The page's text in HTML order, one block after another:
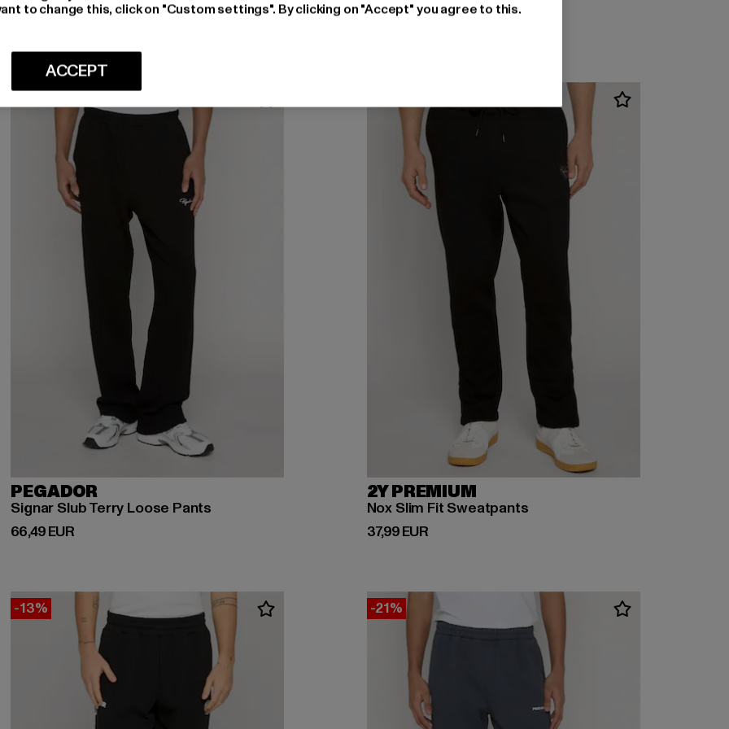
40,94 EUR
Ajankohtainen hinta: 40,94 EUR
PEGADOR
Signar Slub Terry Loose Pants
66,49 EUR
Ajankohtainen hinta: 66,49 EUR
2Y PREMIUM
Nox Slim Fit Sweatpants
37,99 EUR
Ajankohtainen hinta: 37,99 EUR
-13% -21%
to change this, click on "Custom settings". By clicking on "Accept" you agree to this.
ACCEPT